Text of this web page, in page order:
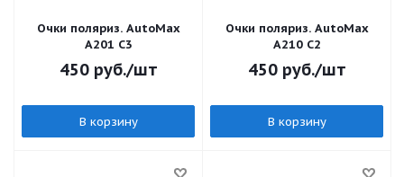
Очки поляриз. AutoMax
A201 C3
450руб./шт
В корзину
Очки поляриз. AutoMax
A210 C2
450руб./шт
В корзину